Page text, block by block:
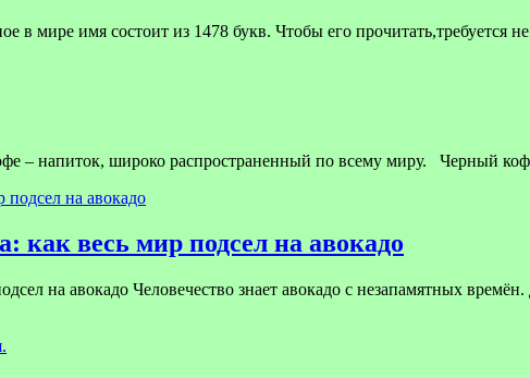
мире имя состоит из 1478 букв. Чтобы его прочитать,требуется
– напиток, широко распространенный по всему миру. Черный
как весь мир подсел на авокадо
на авокадо Человечество знает авокадо с незапамятных